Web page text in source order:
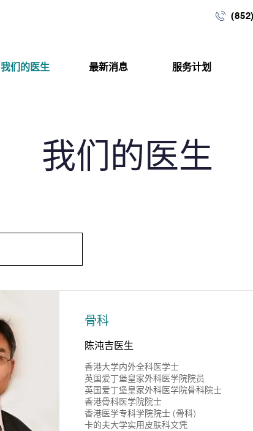
我们的医生 最新消息 服务计划
我们的医生
骨科
陈沌吉医生
香港大学内外全科医学士
英国爱丁堡皇家外科医学院院员
英国爱丁堡皇家外科医学院骨科院士
香港骨科医学院院士
香港医学专科学院院士 (骨科)
卡的夫大学实用皮肤科文凭